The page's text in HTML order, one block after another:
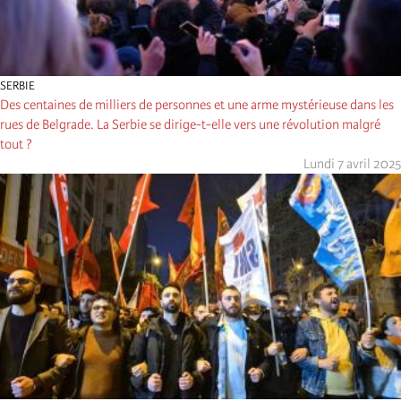
SERBIE
Des centaines de milliers de personnes et une arme mystérieuse dans les
rues de Belgrade. La Serbie se dirige-t-elle vers une révolution malgré
tout ?
Lundi 7 avril 2025